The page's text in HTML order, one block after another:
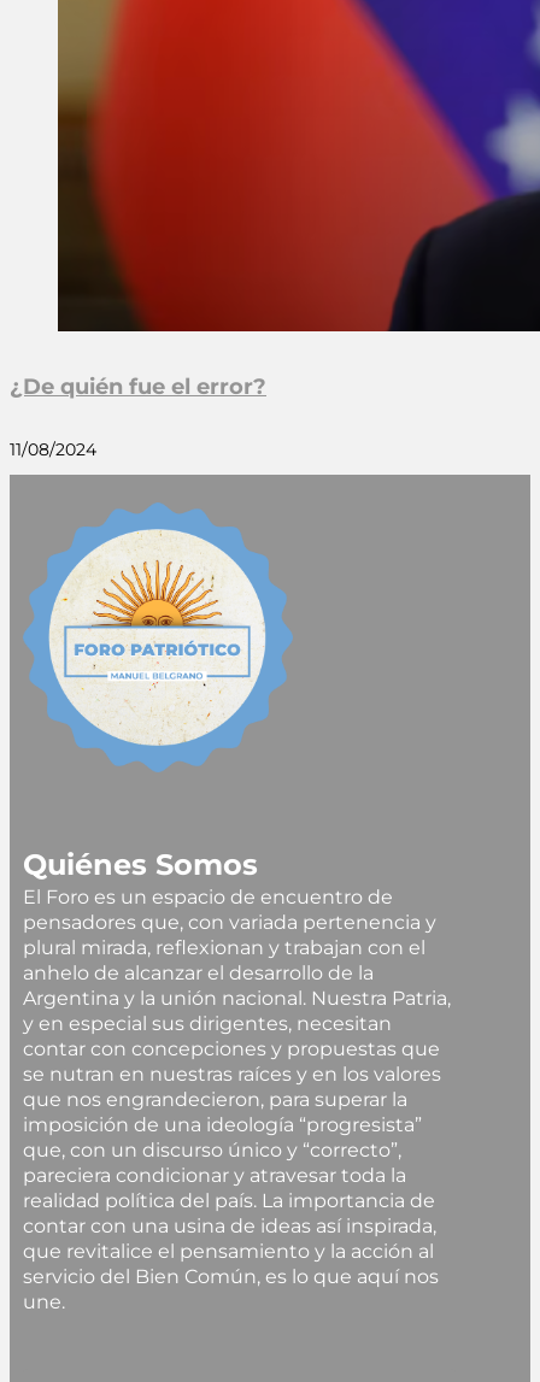
¿De quién fue el error?
11/08/2024
Quiénes Somos
El Foro es un espacio de encuentro de
pensadores que, con variada pertenencia y
plural mirada, reflexionan y trabajan con el
anhelo de alcanzar el desarrollo de la
Argentina y la unión nacional. Nuestra Patria,
y en especial sus dirigentes, necesitan
contar con concepciones y propuestas que
se nutran en nuestras raíces y en los valores
que nos engrandecieron, para superar la
imposición de una ideología “progresista”
que, con un discurso único y “correcto”,
pareciera condicionar y atravesar toda la
realidad política del país. La importancia de
contar con una usina de ideas así inspirada,
que revitalice el pensamiento y la acción al
servicio del Bien Común, es lo que aquí nos
une.